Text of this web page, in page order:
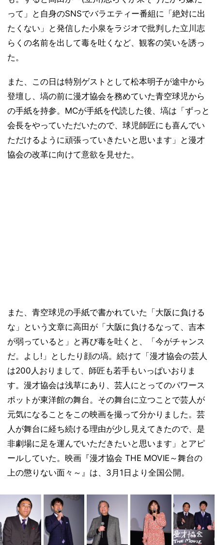
って」と自身のSNSでバラエティー番組に「絶対に出
たくない」と発信した小泉をラジオで批判した立川志
らくの名前を出して毒を吐くなど、観客の笑いを誘っ
た。
また、この日は特別ゲストとして松本明子が途中から
登壇し、塙の前に漫才協会を務めていた青空球児から
の手紙を持参。MCが手紙を代読した後、塙は「ずっと
会長をやっていただいたので、球児師匠にも喜んでい
ただけるように頑張っていきたいと思います」と漫才
協会の改革に向けて意欲を見せた。
また、青空球児の手紙で書かれていた「大阪に負ける
な」という文章に高田が「大阪に負けるなって、吉本
が弱っていると」と再び毒を吐くと、「今がチャンス
だ。よし!」としたり顔の塙。続けて「漫才協会の芸人
は200人おりまして、師匠も若手もいっぱいおりま
す。漫才協会は浅草にあり、芸人にとってのパワース
ポットが東洋館の舞台。その舞台に立つことで芸人が
元気になることをこの映画を撮って分かりました。芸
人が舞台に経ち続ける理由が少し見えてきたので、是
非劇場に足を運んでいただきたいと思います」とアピ
ールしていた。映画『漫才協会 THE MOVIE～舞台の
上の懲りない面々～』は、3月1日より全国公開。